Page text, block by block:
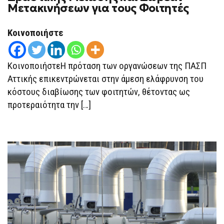
ΔΡΑΣΤΙΚΉΣ
ΓΙΑ
ΤΟΥΣ
Μετακινήσεων για τους Φοιτητές
Κοινοποιήστε
ΚοινοποιήστεΗ πρόταση των οργανώσεων της ΠΑΣΠ
Αττικής επικεντρώνεται στην άμεση ελάφρυνση του
κόστους διαβίωσης των φοιτητών, θέτοντας ως
προτεραιότητα την […]